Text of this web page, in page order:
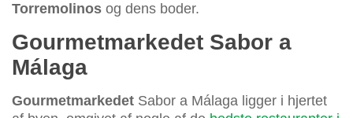
Torremolinos og dens boder.
Gourmetmarkedet Sabor a
Málaga
Gourmetmarkedet Sabor a Málaga ligger i hjertet